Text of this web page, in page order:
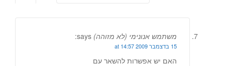
משתמש אנונימי (לא מזוהה) says:
15 בדצמבר 2009 at 14:57
האם יש אפשרות להשאר עם